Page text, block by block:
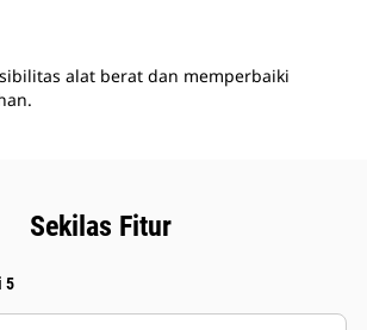
alat berat dan memperbaiki
Sekilas Fitur
5